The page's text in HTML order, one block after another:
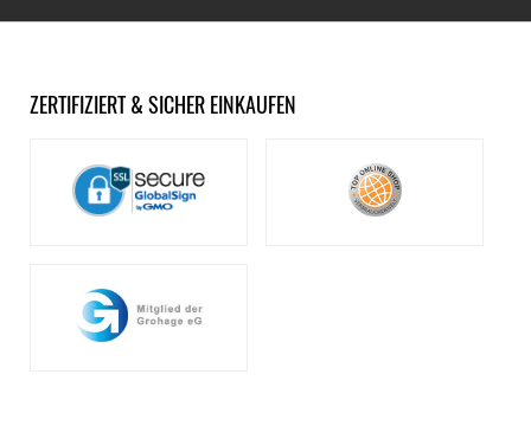
ZERTIFIZIERT & SICHER EINKAUFEN